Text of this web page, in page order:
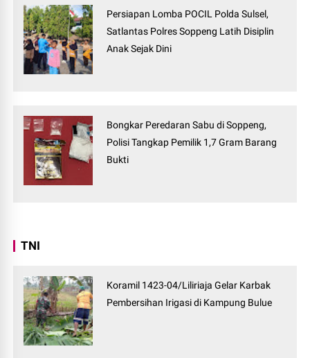
Persiapan Lomba POCIL Polda Sulsel,
Satlantas Polres Soppeng Latih Disiplin
Anak Sejak Dini
Bongkar Peredaran Sabu di Soppeng,
Polisi Tangkap Pemilik 1,7 Gram Barang
Bukti
TNI
Koramil 1423-04/Liliriaja Gelar Karbak
Pembersihan Irigasi di Kampung Bulue